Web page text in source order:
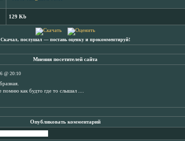
129 Kb
Скачал, послушал ― поставь оценку и прокомментируй!
Мнения посетителей сайта
@ 20:10
помню как будто где то слышал ....
Опубликовать комментарий